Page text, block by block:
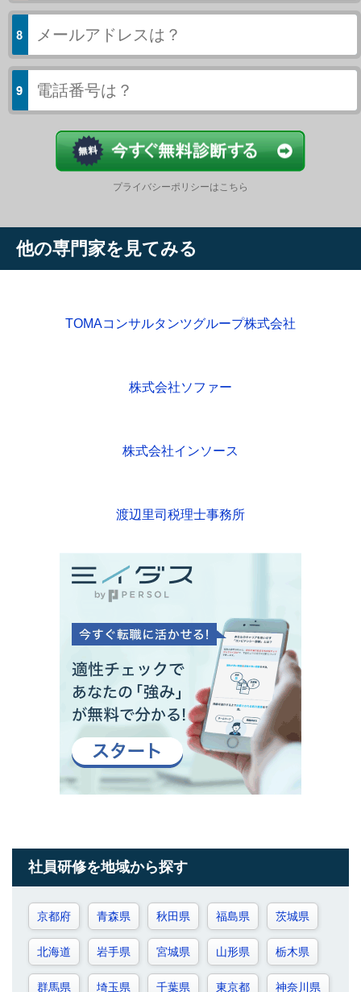
プライバシーポリシーはこちら
他の専門家を見てみる
TOMAコンサルタンツグループ株式会社
株式会社ソファー
株式会社インソース
渡辺里司税理士事務所
社員研修を地域から探す
京都府 青森県 秋田県 福島県 茨城県
北海道 岩手県 宮城県 山形県 栃木県
群馬県 埼玉県 千葉県 東京都 神奈川県